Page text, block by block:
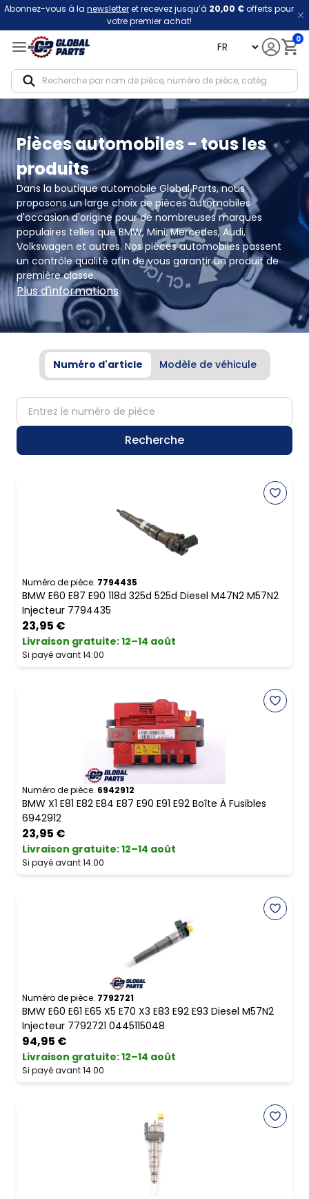
Abonnez-vous à la newsletteret recevez jusqu’à 20,00 €offerts pour
votre premier achat!
language 0
Pièces automobiles - tous les
produits
Dans la boutique automobile Global Parts, nous
proposons un large choix de pièces automobiles
d'occasion d'origine pour de nombreuses marques
populaires telles que BMW, Mini, Mercedes, Audi,
Volkswagen et autres. Nos pièces automobiles passent
un contrôle qualité afin de vous garantir un produit de
première classe.
Plus d'informations
Numéro d'article Modèle de véhicule
partNumber
Recherche
Numéro de pièce. 7794435
BMW E60 E87 E90 118d 325d 525d Diesel M47N2 M57N2
Injecteur 7794435
23,95 €
Livraison gratuite:12–14 août
Si payé avant 14:00
Numéro de pièce. 6942912
BMW X1 E81 E82 E84 E87 E90 E91 E92 Boîte À Fusibles
6942912
23,95 €
Livraison gratuite:12–14 août
Si payé avant 14:00
Numéro de pièce. 7792721
BMW E60 E61 E65 X5 E70 X3 E83 E92 E93 Diesel M57N2
Injecteur 7792721 0445115048
94,95 €
Livraison gratuite:12–14 août
Si payé avant 14:00